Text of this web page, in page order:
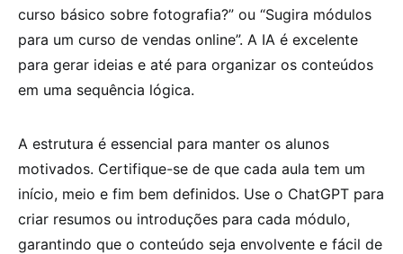
curso básico sobre fotografia?” ou “Sugira módulos
para um curso de vendas online”. A IA é excelente
para gerar ideias e até para organizar os conteúdos
em uma sequência lógica.
A estrutura é essencial para manter os alunos
motivados. Certifique-se de que cada aula tem um
início, meio e fim bem definidos. Use o ChatGPT para
criar resumos ou introduções para cada módulo,
garantindo que o conteúdo seja envolvente e fácil de